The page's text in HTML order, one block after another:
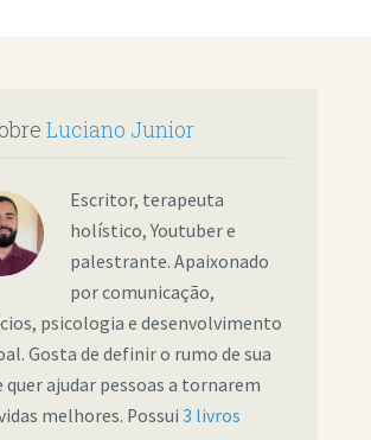
Luciano Junior
Escritor, terapeuta
holístico, Youtuber e
palestrante. Apaixonado
por comunicação,
psicologia e desenvolvimento
Gosta de definir o rumo de sua
quer ajudar pessoas a tornarem
melhores. Possui 3 livros